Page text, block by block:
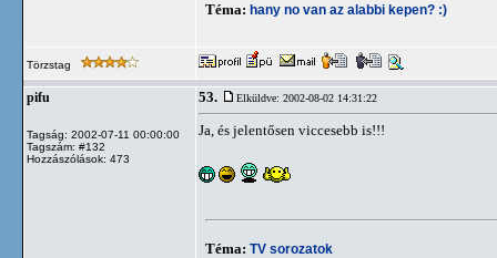
Téma: hany no van az alabbi kepen? :)
Törzstag
pifu
Tagság: 2002-07-11 00:00:00
Tagszám: #132
Hozzászólások: 473
53. Elküldve: 2002-08-02 14:31:22
Ja, és jelentősen viccesebb is!!!
Téma: TV sorozatok